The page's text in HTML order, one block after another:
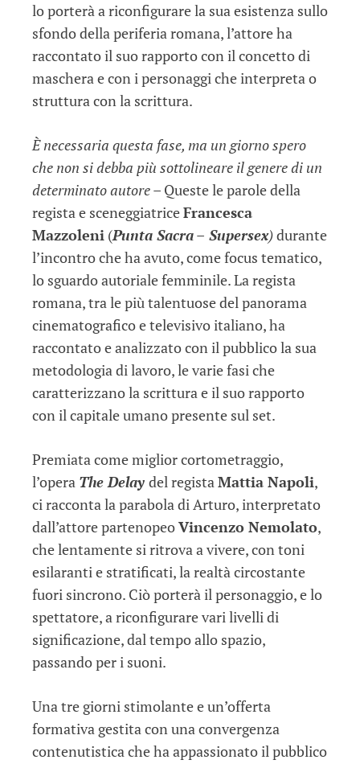
lo porterà a riconfigurare la sua esistenza sullo
sfondo della periferia romana, l’attore ha
raccontato il suo rapporto con il concetto di
maschera e con i personaggi che interpreta o
struttura con la scrittura.
È necessaria questa fase, ma un giorno spero
che non si debba più sottolineare il genere di un
determinato autore – Queste le parole della
regista e sceneggiatriceFrancesca
Mazzoleni (Punta Sacra– Supersex)durante
l’incontro che ha avuto, come focus tematico,
lo sguardo autoriale femminile. La regista
romana, tra le più talentuose del panorama
cinematografico e televisivo italiano, ha
raccontato e analizzato con il pubblico la sua
metodologia di lavoro, le varie fasi che
caratterizzano la scrittura e il suo rapporto
con il capitale umano presente sul set.
Premiata come miglior cortometraggio,
l’opera The Delay del registaMattia Napoli,
ci racconta la parabola di Arturo, interpretato
dall’attore partenopeoVincenzo Nemolato,
che lentamente si ritrova a vivere, con toni
esilaranti e stratificati, la realtà circostante
fuori sincrono. Ciò porterà il personaggio, e lo
spettatore, a riconfigurare vari livelli di
significazione, dal tempo allo spazio,
passando per i suoni.
Una tre giorni stimolante e un’offerta
formativa gestita con una convergenza
contenutistica che ha appassionato il pubblico